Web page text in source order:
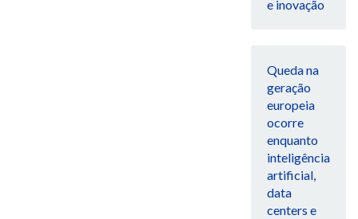
e inovação
Queda na
geração
europeia
ocorre
enquanto
inteligência
artificial,
data
centers e